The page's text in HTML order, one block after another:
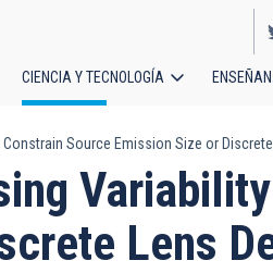
CIENCIA Y TECNOLOGÍA
Source Emission Size or
Lens